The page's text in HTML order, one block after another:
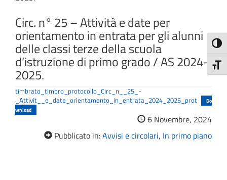
Circ. n° 25 – Attività e date per
orientamento in entrata per gli alunni
delle classi terze della scuola
d’istruzione di primo grado / AS 2024-
2025.
timbrato_timbro_protocollo_Circ_n__25_-
_Attivit__e_date_orientamento_in_entrata_2024_2025_prot
Do
wnload
6 Novembre, 2024
Pubblicato in:Avvisi e circolari, In primo piano